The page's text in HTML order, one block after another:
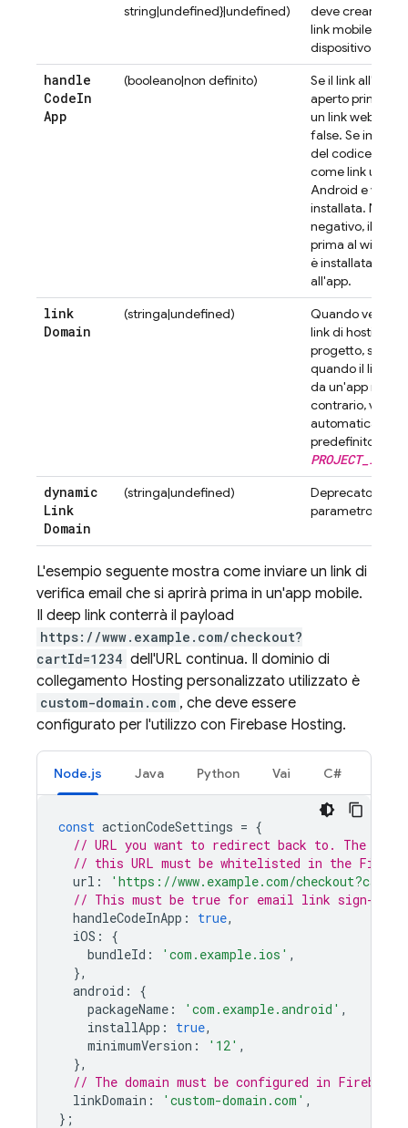
string|undefined}|undefined)
deve creare un
link mobile che
dispositivo
handle
CodeIn
App
(booleano|non definito)
Se il link
aperto prima in
un link web. Il
false. Se
del codice
come link
Android e verrà
installata. Nel
negativo, il
prima al widget
è installata,
all'app.
link
Domain
(stringa|undefined)
Quando
link di hosting
progetto,
quando il link
da un'app
contrario, viene
predefinito (ad
PROJECT_ID
dynamic
Link
Domain
(stringa|undefined)
Deprecato. Non
parametro.
L'esempio seguente mostra come inviare un link di
verifica email che si aprirà prima in un'app mobile.
Il deep link conterrà il payload
https://www.example.com/checkout?
cartId=1234 dell'URL continua. Il dominio di
collegamento Hosting personalizzato utilizzato è
custom-domain.com , che deve essere
configurato per l'utilizzo con Firebase Hosting.
Node.js Java Python Vai C#
const actionCodeSettings = {
// URL you want to redirect back to. The
// this URL must be whitelisted in the
url :
'https://www.example.com/
// This must be true for email link sign-in.
handleCodeInApp : true,
iOS :
{
bundleId : 'com.example.ios' ,
},
android :
{
packageName : 'com.example.android' ,
installApp : true,
minimumVersion : '12' ,
},
// The domain must be configured in Firebase
linkDomain : 'custom-domain.com' ,
};